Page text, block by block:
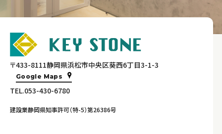
〒433-8111静岡県浜松市中央区葵西6丁目3-1-3
Google Maps
TEL.053-430-6780
建設業静岡県知事許可（特-5）第26386号